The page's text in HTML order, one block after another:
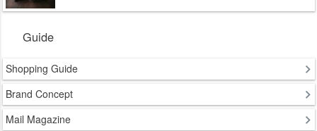
Guide
Shopping Guide
Brand Concept
Mail Magazine